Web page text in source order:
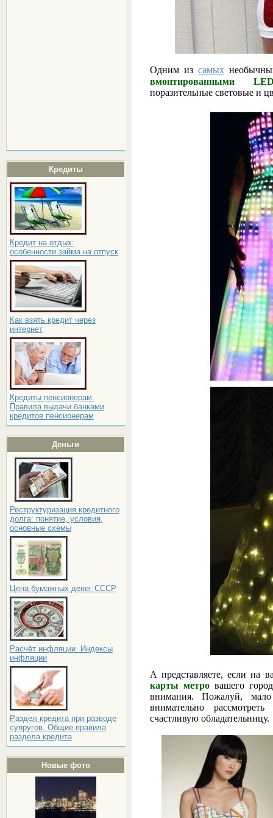
Кредиты
Кредит на отдых:
особенности займа на отпуск
Как взять кредит через
интернет
Кредиты пенсионерам.
Правила выдачи банками
кредитов пенсионерам
Деньги
Реструктуризация кредитного
долга: понятие, условия,
основные схемы
Цена бумажных денег СССР
Расчёт инфляции. Индексы
инфляции
Раздел кредита при разводе
супругов. Общие правила
раздела кредита
Новые фото
Одним из самых
вмонтированными LED-
поразительные световые и
А представляете, если на
карты метровашего
внимания. Пожалуй,
внимательно
счастливую обладательницу.